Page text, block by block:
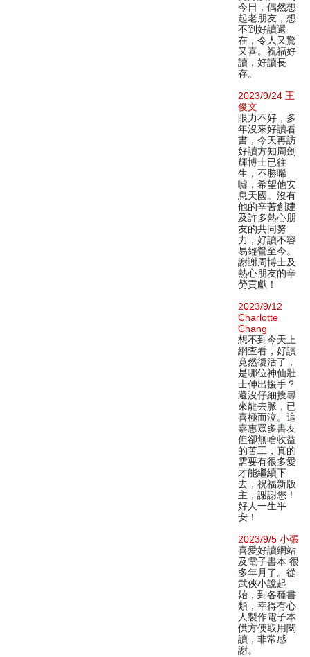
今日，偶然想
起老朋友，想
不到好讀還
在，令人又驚
又喜。祝福好
讀，好讀長
存。
2023/9/24 王
俊文
眼力不好，多
年沒來好讀看
書，今天再訪
好讀方知周劍
輝博士已往
生，不勝唏
噓，希望他安
息天國。沒有
他的辛苦創建
及許多熱心朋
友的共同努
力，好讀不容
易經營至今。
謝謝周博士及
熱心朋友的辛
勞貢獻！
2023/9/12
Charlotte
Chang
想不到今天上
網查看，好讀
竟然復活了，
是哪位神仙壯
士伸出援手？
還沒仔細搜尋
來龍去脈，已
喜極而泣。這
嘉惠眾多書友
但卻無啥收益
的苦工，真的
需要有很多愛
才能繼續下
去，祝福新版
主，謝謝您！
好人一生平
安！
2023/9/5 小張
喜愛好讀網站
及電子書本 很
多年月了。從
武俠小說起
始，到各種書
類，幸得有心
人製作電子本
供方便取用閱
讀，非常感
謝。